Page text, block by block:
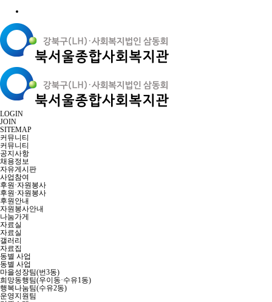
LOGIN
JOIN
SITEMAP
커뮤니티
커뮤니티
공지사항
채용정보
자유게시판
사업참여
후원·자원봉사
후원·자원봉사
후원안내
자원봉사안내
나눔가게
자료실
자료실
갤러리
자료집
동별 사업
동별 사업
마을성장팀(번3동)
희망동행팀(우이동·수유1동)
행복나눔팀(수유2동)
운영지원팀